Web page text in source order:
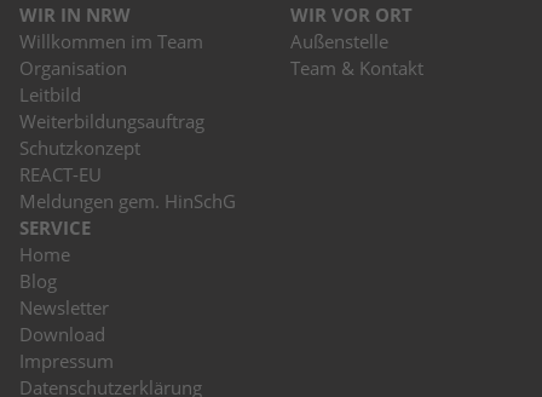
WIR IN NRW
Willkommen im Team
Organisation
Leitbild
Weiterbildungsauftrag
Schutzkonzept
REACT-EU
Meldungen gem. HinSchG
WIR VOR ORT
Außenstelle
Team & Kontakt
SERVICE
Home
Blog
Newsletter
Download
Impressum
Datenschutzerklärung